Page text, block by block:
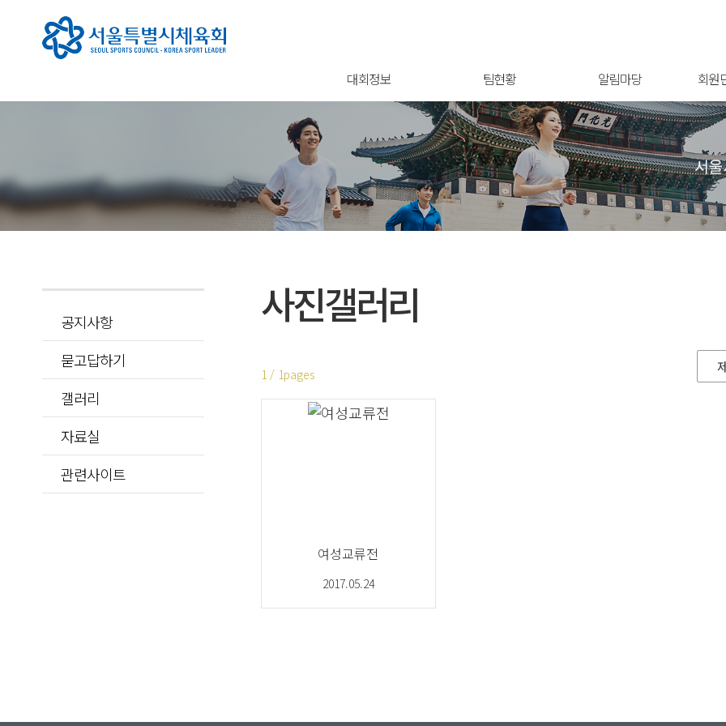
대회정보 팀현황 알림마당 회원
공지사항
묻고답하기
갤러리
자료실
관련사이트
사진갤러리
1 / 1pages
여성교류전
2017.05.24